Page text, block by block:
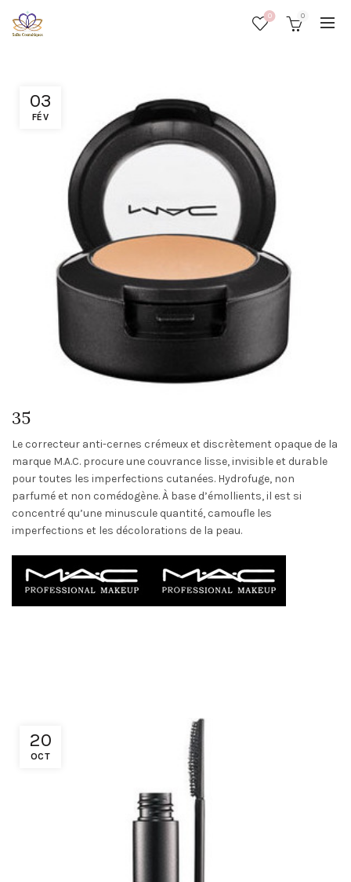
0 0
03
FÉV
35
Le correcteur anti-cernes crémeux et discrètement opaque de la
marque M.A.C. procure une couvrance lisse, invisible et durable
pour toutes les imperfections cutanées. Hydrofuge, non
parfumé et non comédogène. À base d’émollients, il est si
concentré qu’une minuscule quantité, camoufle les
imperfections et les décolorations de la peau.
20
OCT